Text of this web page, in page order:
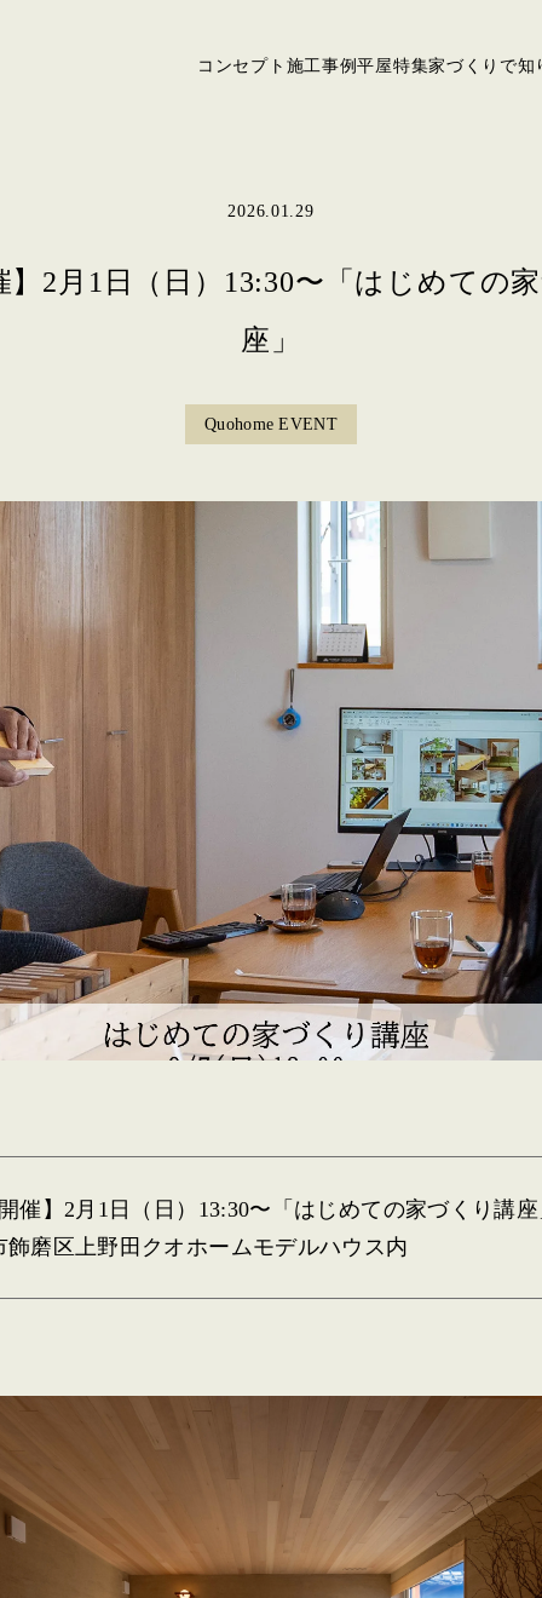
コンセプト 施工事例平屋特集家づくりで知
2026.01.29
】2月1日（日）13:30〜「はじめての
座」
Quohome EVENT
催】2月1日（日）13:30〜「はじめての家づくり講
飾磨区上野田クオホームモデルハウス内